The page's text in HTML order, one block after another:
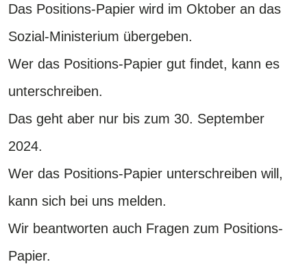
Das Positions-Papier wird im Oktober an das
Sozial-Ministerium übergeben.
Wer das Positions-Papier gut findet, kann es
unterschreiben.
Das geht aber nur bis zum 30. September
2024.
Wer das Positions-Papier unterschreiben will,
kann sich bei uns melden.
Wir beantworten auch Fragen zum Positions-
Papier.